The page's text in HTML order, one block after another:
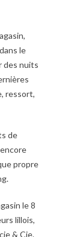
le
des nuits
ressort,
de
propre
le 8
lillois,
& Cie.